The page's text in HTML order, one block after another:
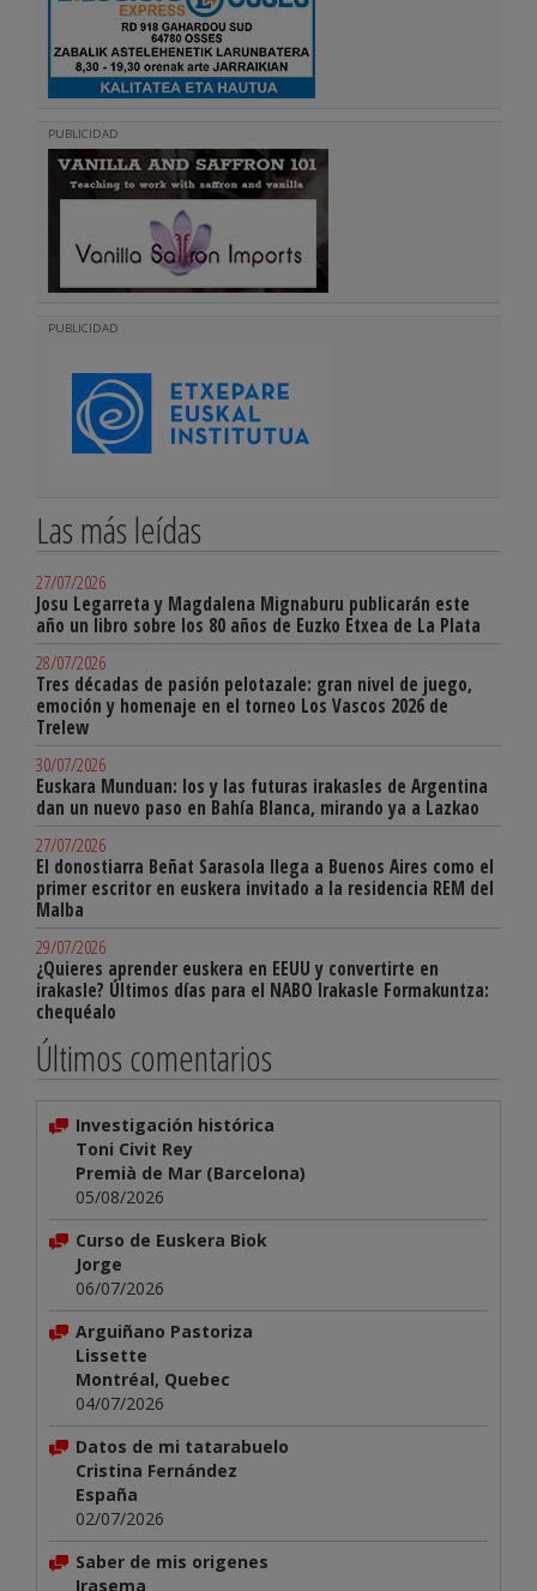
PUBLICIDAD
PUBLICIDAD
Las más leídas
27/07/2026
Josu Legarreta y Magdalena Mignaburu publicarán este
año un libro sobre los 80 años de Euzko Etxea de La Plata
28/07/2026
Tres décadas de pasión pelotazale: gran nivel de juego,
emoción y homenaje en el torneo Los Vascos 2026 de
Trelew
30/07/2026
Euskara Munduan: los y las futuras irakasles de Argentina
dan un nuevo paso en Bahía Blanca, mirando ya a Lazkao
27/07/2026
El donostiarra Beñat Sarasola llega a Buenos Aires como el
primer escritor en euskera invitado a la residencia REM del
Malba
29/07/2026
¿Quieres aprender euskera en EEUU y convertirte en
irakasle? Últimos días para el NABO Irakasle Formakuntza:
chequéalo
Últimos comentarios
Investigación histórica
Toni Civit Rey
Premià de Mar (Barcelona)
05/08/2026
Curso de Euskera Biok
Jorge
06/07/2026
Arguiñano Pastoriza
Lissette
Montréal, Quebec
04/07/2026
Datos de mi tatarabuelo
Cristina Fernández
España
02/07/2026
Saber de mis origenes
Irasema